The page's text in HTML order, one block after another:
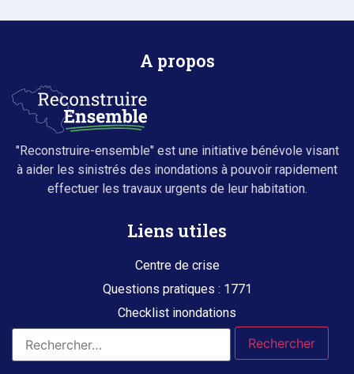
A propos
"Reconstruire-ensemble" est une initiative bénévole visant
à aider les sinistrés des inondations à pouvoir rapidement
effectuer les travaux urgents de leur habitation.
Liens utiles
Centre de crise
Questions pratiques : 1771
Checklist inondations